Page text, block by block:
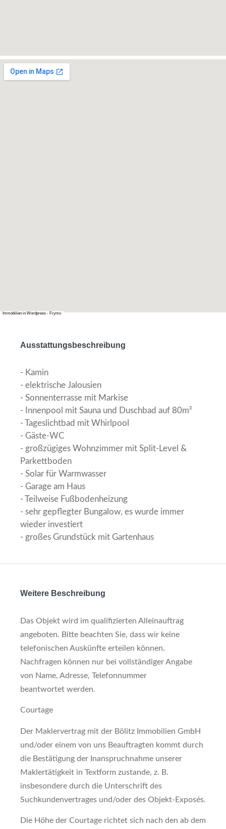
Immobilien in Wordpress - Frymo
Ausstattungsbeschreibung
- Kamin
- elektrische Jalousien
- Sonnenterrasse mit Markise
- Innenpool mit Sauna und Duschbad auf 80m²
- Tageslichtbad mit Whirlpool
- Gäste-WC
- großzügiges Wohnzimmer mit Split-Level &
Parkettboden
- Solar für Warmwasser
- Garage am Haus
- Teilweise Fußbodenheizung
- sehr gepflegter Bungalow, es wurde immer
wieder investiert
- großes Grundstück mit Gartenhaus
Weitere Beschreibung
Das Objekt wird im qualifizierten Alleinauftrag
angeboten. Bitte beachten Sie, dass wir keine
telefonischen Auskünfte erteilen können.
Nachfragen können nur bei vollständiger Angabe
von Name, Adresse, Telefonnummer
beantwortet werden.
Courtage
Der Maklervertrag mit der Bölitz Immobilien GmbH
und/oder einem von uns Beauftragten kommt durch
die Bestätigung der Inanspruchnahme unserer
Maklertätigkeit in Textform zustande, z. B.
insbesondere durch die Unterschrift des
Suchkundenvertrages und/oder des Objekt-Exposés.
Die Höhe der Courtage richtet sich nach den ab dem